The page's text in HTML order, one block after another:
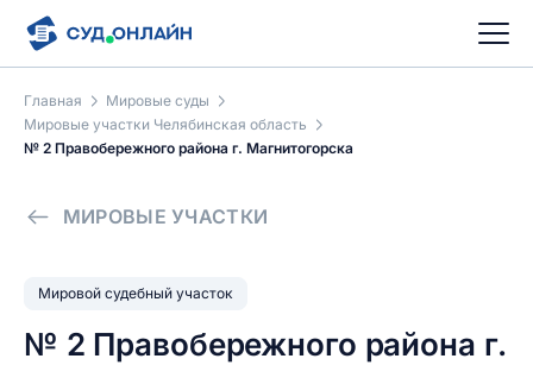
Главная
Мировые суды
Мировые участки Челябинская область
№ 2 Правобережного района г. Магнитогорска
МИРОВЫЕ УЧАСТКИ
Мировой судебный участок
№ 2 Правобережного района г.